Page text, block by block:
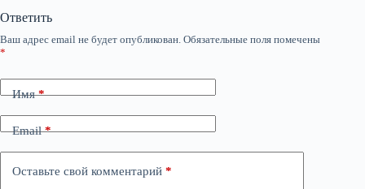
Ответить
Ваш адрес email не будет опубликован. Обязательные поля помечены
*
Имя*
Email*
Оставьте свой комментарий *